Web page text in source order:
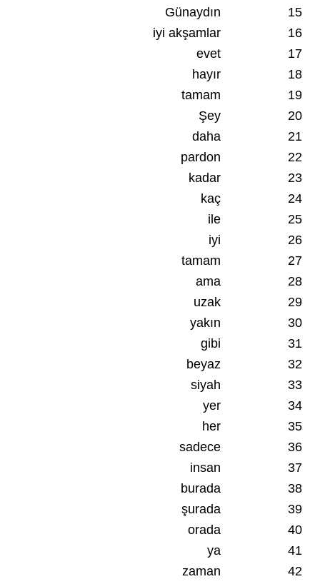
15
Günaydın
16
iyi akşamlar
17
evet
18
hayır
19
tamam
20
Şey
21
daha
22
pardon
23
kadar
24
kaç
25
ile
26
iyi
27
tamam
28
ama
29
uzak
30
yakın
31
gibi
32
beyaz
33
siyah
34
yer
35
her
36
sadece
37
insan
38
burada
39
şurada
40
orada
41
ya
42
zaman